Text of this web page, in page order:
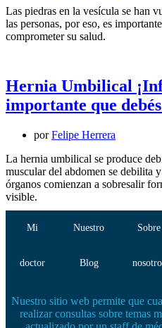
Las piedras en la vesícula se han
las personas, por eso, es
comprometer su salud.
Hernia Umbilical
importante que
porFelipe Herrera
La hernia umbilical se produce
muscular del abdomen se debilita
órganos comienzan a sobresalir
visible.
Mi
doctor
Nuestro
Blog
Sobre
Nuestro sitio web permite que
realizar consultas sobre temas